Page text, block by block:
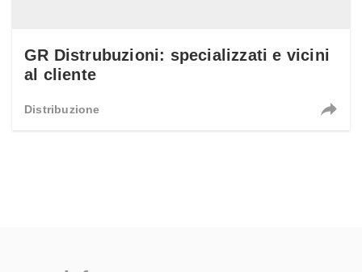
GR Distrubuzioni: specializzati e vicini
al cliente
Distribuzione